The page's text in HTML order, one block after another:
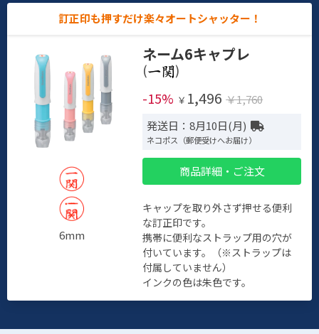
訂正印も押すだけ楽々オートシャッター！
6mm
ネーム6キャプレ
(
)
-15% ￥ 1,496 ￥1,760
発送日：8月10日(月)
ネコポス（郵便受けへお届け）
商品詳細・ご注文
キャップを取り外さず押せる便利
な訂正印です。
携帯に便利なストラップ用の穴が
付いています。（※ストラップは
付属していません）
インクの色は朱色です。